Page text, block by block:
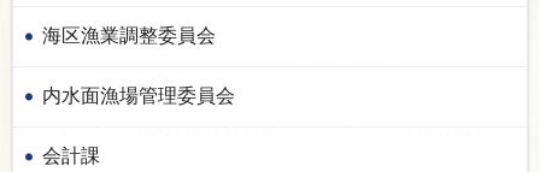
海区漁業調整委員会
内水面漁場管理委員会
会計課